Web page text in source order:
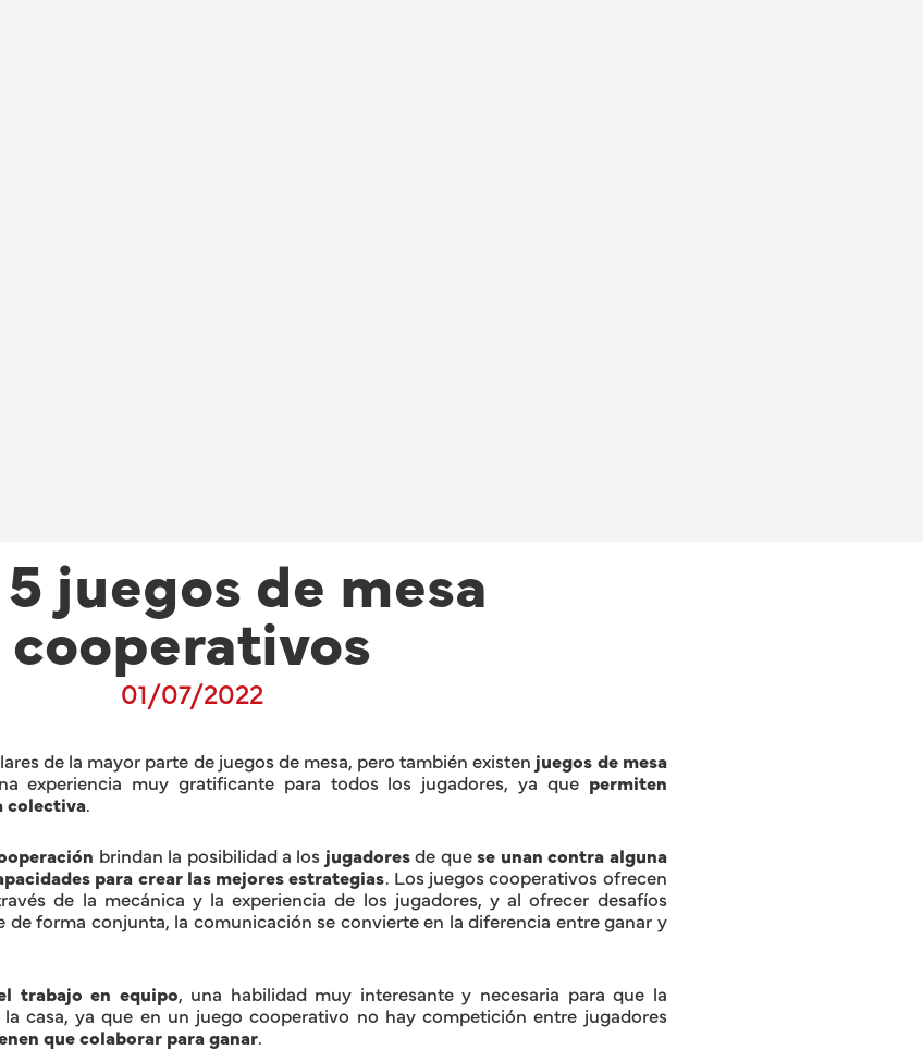
juegos de mesa
cooperativos
01/07/2022
de la mayor parte de juegos de mesa, pero también existen juegos de mesa
experiencia muy gratificante para todos los jugadores, ya que permiten
colectiva
brindan la posibilidad a los jugadoresde quese unan contra alguna
para crear las mejores estrategias. Los juegos cooperativos ofrecen
de la mecánica y la experiencia de los jugadores, y al ofrecer desafíos
de forma conjunta, la comunicación se convierte en la diferencia entre ganar y
trabajo en equipo, una habilidad muy interesante y necesaria para que la
casa, ya que en un juego cooperativo no hay competición entre jugadores
que colaborar para ganar.